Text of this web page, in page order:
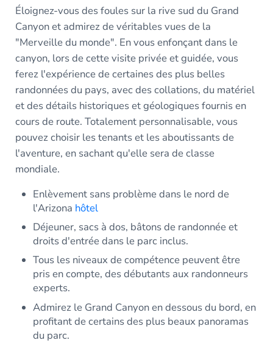
Éloignez-vous des foules sur la rive sud du Grand
Canyon et admirez de véritables vues de la
"Merveille du monde". En vous enfonçant dans le
canyon, lors de cette visite privée et guidée, vous
ferez l'expérience de certaines des plus belles
randonnées du pays, avec des collations, du matériel
et des détails historiques et géologiques fournis en
cours de route. Totalement personnalisable, vous
pouvez choisir les tenants et les aboutissants de
l'aventure, en sachant qu'elle sera de classe
mondiale.
Enlèvement sans problème dans le nord de
l'Arizona hôtel
Déjeuner, sacs à dos, bâtons de randonnée et
droits d'entrée dans le parc inclus.
Tous les niveaux de compétence peuvent être
pris en compte, des débutants aux randonneurs
experts.
Admirez le Grand Canyon en dessous du bord, en
profitant de certains des plus beaux panoramas
du parc.